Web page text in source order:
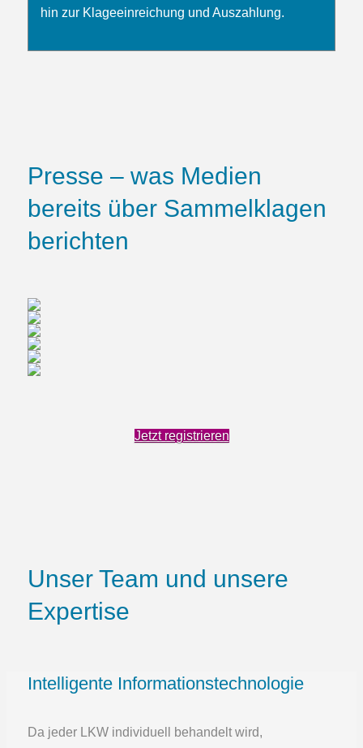
hin zur Klage­ein­reichung und Auszahlung.
Presse – was Medien
bereits über Sammelklagen
berichten
Jetzt registrieren
Unser Team und unsere
Expertise
Intelligente Informationstechnologie
Da jeder LKW individuell behandelt wird,